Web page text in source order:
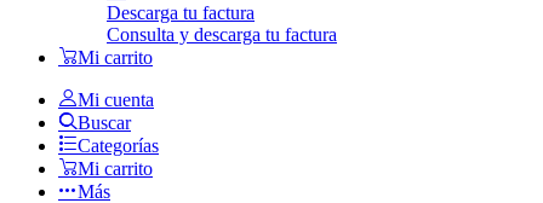
Descarga tu factura
Consulta y descarga tu factura
Mi carrito
Mi cuenta
Buscar
Categorías
Mi carrito
Más